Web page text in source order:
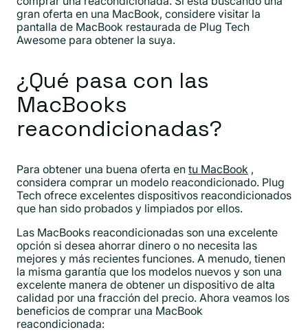
gran oferta en una MacBook, considere visitar la
pantalla de MacBook restaurada de Plug Tech
Awesome para obtener la suya.
¿Qué pasa con las
MacBooks
reacondicionadas?
Para obtener una buena oferta en tu MacBook ,
considera comprar un modelo reacondicionado. Plug
Tech ofrece excelentes dispositivos reacondicionados
que han sido probados y limpiados por ellos.
Las MacBooks reacondicionadas son una excelente
opción si desea ahorrar dinero o no necesita las
mejores y más recientes funciones. A menudo, tienen
la misma garantía que los modelos nuevos y son una
excelente manera de obtener un dispositivo de alta
calidad por una fracción del precio. Ahora veamos los
beneficios de comprar una MacBook
reacondicionada: